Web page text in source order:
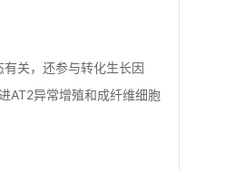
关，还参与转化生长因
AT2异常增殖和成纤维细胞